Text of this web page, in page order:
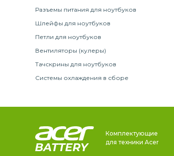
Разъемы питания для ноутбуков
Шлейфы для ноутбуков
Петли для ноутбуков
Вентиляторы (кулеры)
Тачскрины для ноутбуков
Системы охлаждения в сборе
Комплектующие
для техники Acer